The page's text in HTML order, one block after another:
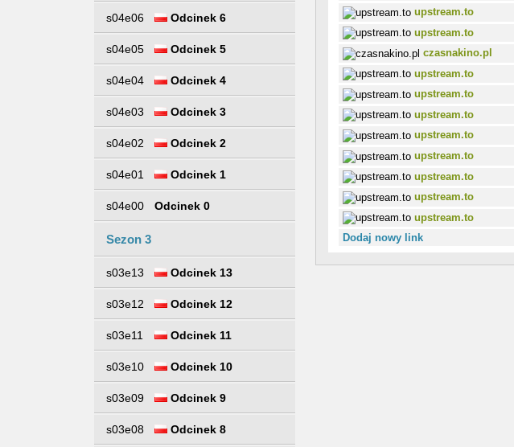
s04e06 Odcinek 6
s04e05 Odcinek 5
s04e04 Odcinek 4
s04e03 Odcinek 3
s04e02 Odcinek 2
s04e01 Odcinek 1
s04e00 Odcinek 0
Sezon 3
s03e13 Odcinek 13
s03e12 Odcinek 12
s03e11 Odcinek 11
s03e10 Odcinek 10
s03e09 Odcinek 9
s03e08 Odcinek 8
upstream.to
upstream.to
czasnakino.pl
upstream.to
upstream.to
upstream.to
upstream.to
upstream.to
upstream.to
upstream.to
upstream.to
Dodaj nowy link